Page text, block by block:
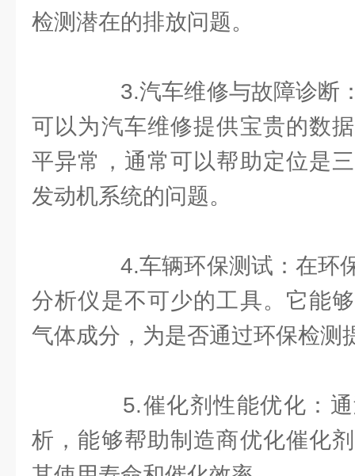
检测潜在的排放问题。
3.汽车维修与故障诊断
可以为汽车维修提供宝贵的数
平异常，通常可以帮助定位是
发动机系统的问题。
4.车辆环保测试：在环
分析仪是不可少的工具。它能
气体成分，为是否通过环保检测
5.催化剂性能优化：通
析，能够帮助制造商优化催化